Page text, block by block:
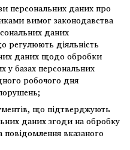
персональних даних про
вимог законодавства
даних
регулюють діяльність
даних щодо обробки
у базах персональних
робочого дня
що підтверджують
даних згоди на обробку
повідомлення вказаного